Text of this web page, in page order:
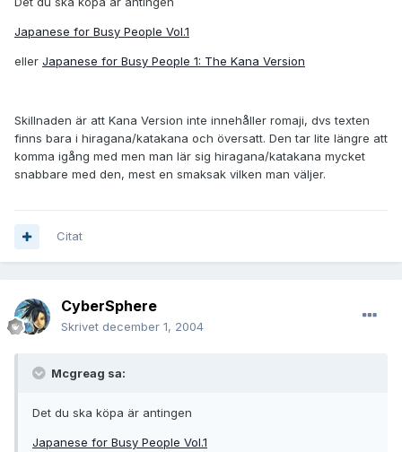
Japanese for Busy People Vol.1
eller Japanese for Busy People 1: The Kana Version
Skillnaden är att Kana Version inte innehåller romaji, dvs texten
finns bara i hiragana/katakana och översatt. Den tar lite längre att
komma igång med men man lär sig hiragana/katakana mycket
snabbare med den, mest en smaksak vilken man väljer.
Citat
CyberSphere
Skrivet december 1, 2004
Mcgreag sa:
Det du ska köpa är antingen
Japanese for Busy People Vol.1